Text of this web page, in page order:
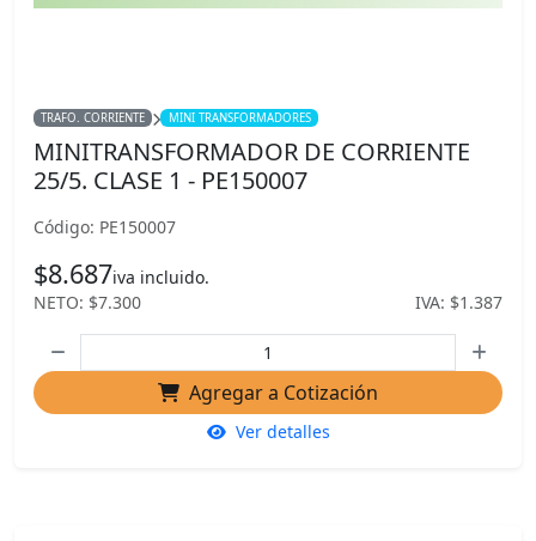
TRAFO. CORRIENTE MINI TRANSFORMADORES
MINITRANSFORMADOR DE CORRIENTE
25/5. CLASE 1 - PE150007
Código: PE150007
$8.687iva incluido.
NETO: $7.300
IVA: $1.387
Agregar a Cotización
Ver detalles